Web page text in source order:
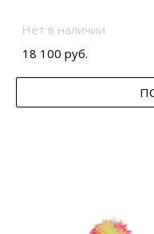
Нет в наличии
18 100 руб.